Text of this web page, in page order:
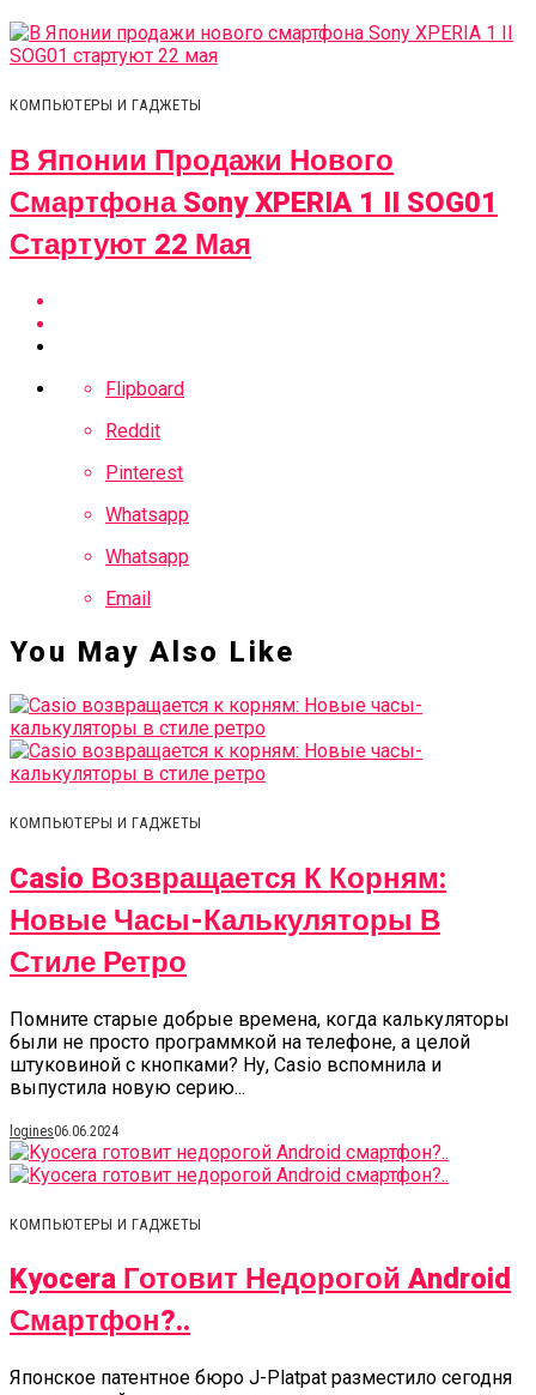
КОМПЬЮТЕРЫ И ГАДЖЕТЫ
В Японии Продажи Нового
Смартфона Sony XPERIA 1 II SOG01
Стартуют 22 Мая
Flipboard
Reddit
Pinterest
Whatsapp
Whatsapp
Email
You May Also Like
КОМПЬЮТЕРЫ И ГАДЖЕТЫ
Casio Возвращается К Корням:
Новые Часы-Калькуляторы В
Стиле Ретро
Помните старые добрые времена, когда калькуляторы
были не просто программкой на телефоне, а целой
штуковиной с кнопками? Ну, Casio вспомнила и
выпустила новую серию...
logines06.06.2024
КОМПЬЮТЕРЫ И ГАДЖЕТЫ
Kyocera Готовит Недорогой Android
Смартфон?..
Японское патентное бюро J-Platpat разместило сегодня